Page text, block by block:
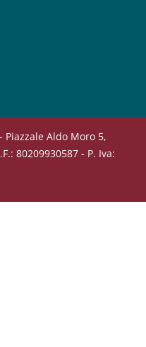
Aldo Moro 5,
80209930587 - P. Iva: